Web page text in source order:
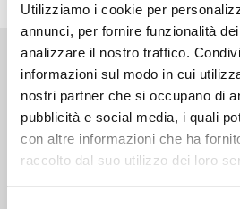
Utilizziamo i cookie per
annunci, per fornire funzionalità
analizzare il nostro traffico.
informazioni sul modo in cui
nostri partner che si occupano di
pubblicità e social media, i quali
con altre informazioni che ha
raccolto dal suo utilizzo dei loro
Associazione Go Wine
Via Vida, 6
12051 Alba (Cn)
tel. +39 0173 364631
Codice SDI: USAL8PV
PEC gowine@legalmail.it
info@gowinet.it